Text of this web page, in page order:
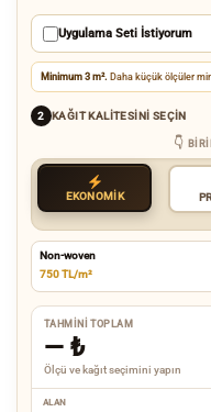
Uygulama Seti İstiyorum
Minimum 3 m². Daha küçük ölçüler
2 KAĞIT KALITESINI SEÇIN
EKONOMİK
Non-woven
750 TL/m²
TAHMINI TOPLAM
— ₺
Ölçü ve kağıt seçimini yapın
ALAN